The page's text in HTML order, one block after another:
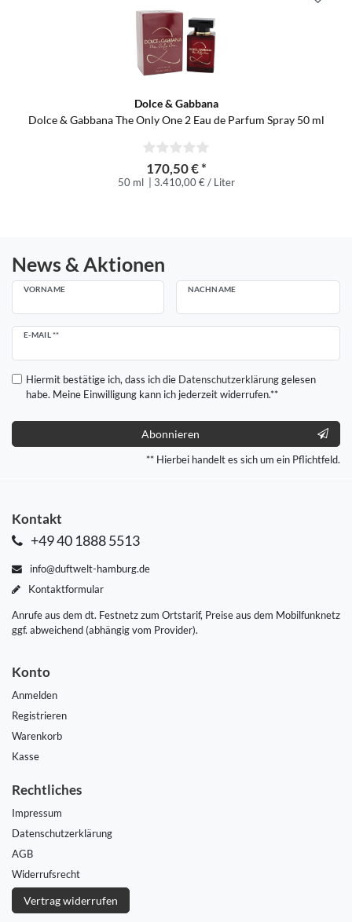
Dolce & Gabbana
Dolce & Gabbana The Only One 2 Eau de Parfum Spray 50 ml
170,50 € *
50 ml | 3.410,00 € / Liter
News & Aktionen
VORNAME NACHNAME
E-MAIL **
Newsletter
Hiermit bestätige ich, dass ich die Daten­schutz­erklärunggelesen
habe. Meine Einwilligung kann ich jederzeit widerrufen.**
Abonnieren
** Hierbei handelt es sich um ein Pflichtfeld.
Kontakt
+49 40 1888 5513
info@duftwelt-hamburg.de
Kontaktformular
Anrufe aus dem dt. Festnetz zum Ortstarif, Preise aus dem Mobilfunknetz
ggf. abweichend (abhängig vom Provider).
Konto
Anmelden
Registrieren
Warenkorb
Kasse
Rechtliches
Impressum
Daten­schutz­erklärung
AGB
Widerrufs­recht
Vertrag widerrufen